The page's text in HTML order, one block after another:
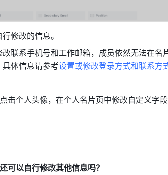
修改的信息。
联系手机号和工作邮箱，成员依然无法在名
体信息请参考设置或修改登录方式和联系方
击个人头像，在个人名片页中修改自定义字段
可以自行修改其他信息吗？